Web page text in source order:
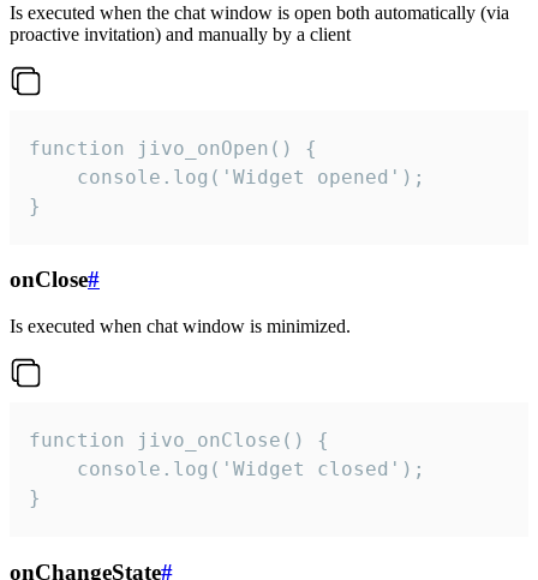
Is executed when the chat window is open both automatically (via
proactive invitation) and manually by a client
function jivo_onOpen() {
    console.log('Widget opened');
}
onClose#
Is executed when chat window is minimized.
function jivo_onClose() {
    console.log('Widget closed');
}
onChangeState#